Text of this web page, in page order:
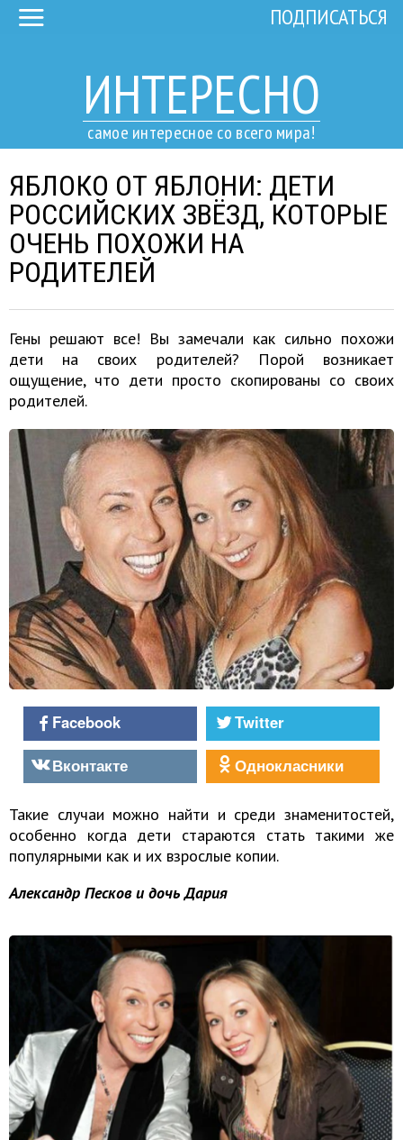
ИНТЕРЕСНО
самое интересное со всего мира!
ПОДПИСАТЬСЯ
ЯБЛОКО ОТ ЯБЛОНИ: ДЕТИ
РОССИЙСКИХ ЗВЁЗД, КОТОРЫЕ
ОЧЕНЬ ПОХОЖИ НА
РОДИТЕЛЕЙ
Гены решают все! Вы замечали как сильно похожи
дети на своих родителей? Порой возникает
ощущение, что дети просто скопированы со своих
родителей.
Facebook
Twitter
Вконтакте
Однокласники
Такие случаи можно найти и среди знаменитостей,
особенно когда дети стараются стать такими же
популярными как и их взрослые копии.
Александр Песков и дочь Дария